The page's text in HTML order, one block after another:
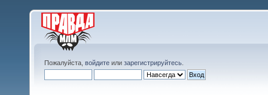
Пожалуйста, войдите или зарегистрируйтесь